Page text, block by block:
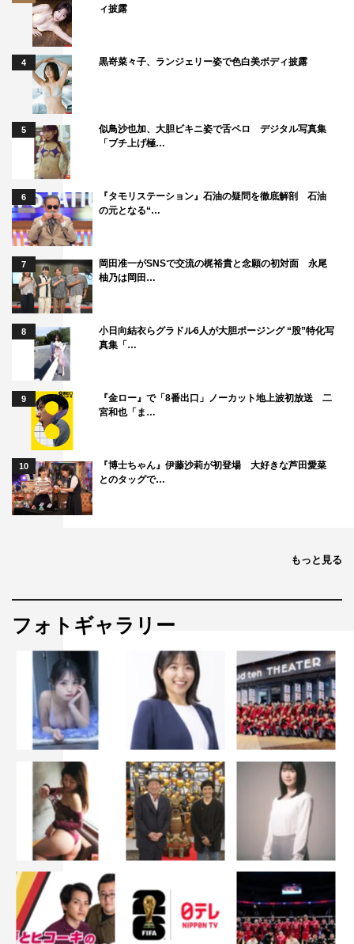
ィ披露
4 黒嵜菜々子、ランジェリー姿で色白美ボディ披露
5
似鳥沙也加、大胆ビキニ姿で舌ペロ デジタル写真集
「ブチ上げ極…
6
『タモリステーション』石油の疑問を徹底解剖 石油
の元となる“…
7
岡田准一がSNSで交流の梶裕貴と念願の初対面 永尾
柚乃は岡田…
8
小日向結衣らグラドル6人が大胆ポージング “股”特化写
真集「…
9
『金ロー』で「8番出口」ノーカット地上波初放送 二
宮和也「ま…
10
『博士ちゃん』伊藤沙莉が初登場 大好きな芦田愛菜
とのタッグで…
もっと見る
フォトギャラリー